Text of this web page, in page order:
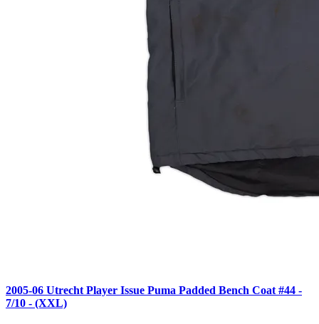
2005-06 Utrecht Player Issue Puma Padded Bench Coat #44 -
7/10 - (XXL)